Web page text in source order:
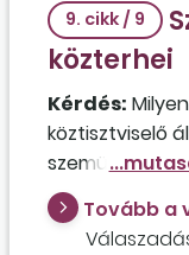
9. cikk / 9
közterhei
Kérdés:
köztisztviselő
szemüveg
számla a
Tovább a